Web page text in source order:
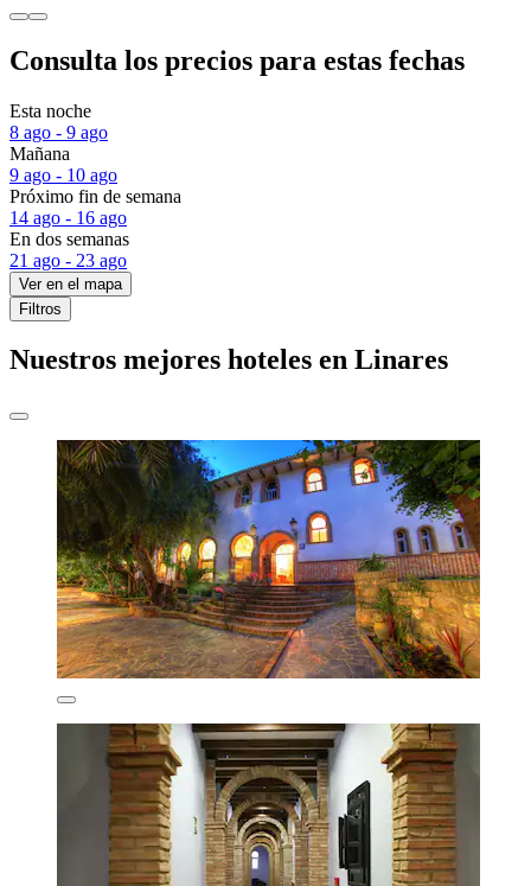
Consulta los precios para estas fechas
Esta noche
8 ago - 9 ago
Mañana
9 ago - 10 ago
Próximo fin de semana
14 ago - 16 ago
En dos semanas
21 ago - 23 ago
Ver en el mapa
Filtros
Nuestros mejores hoteles en Linares